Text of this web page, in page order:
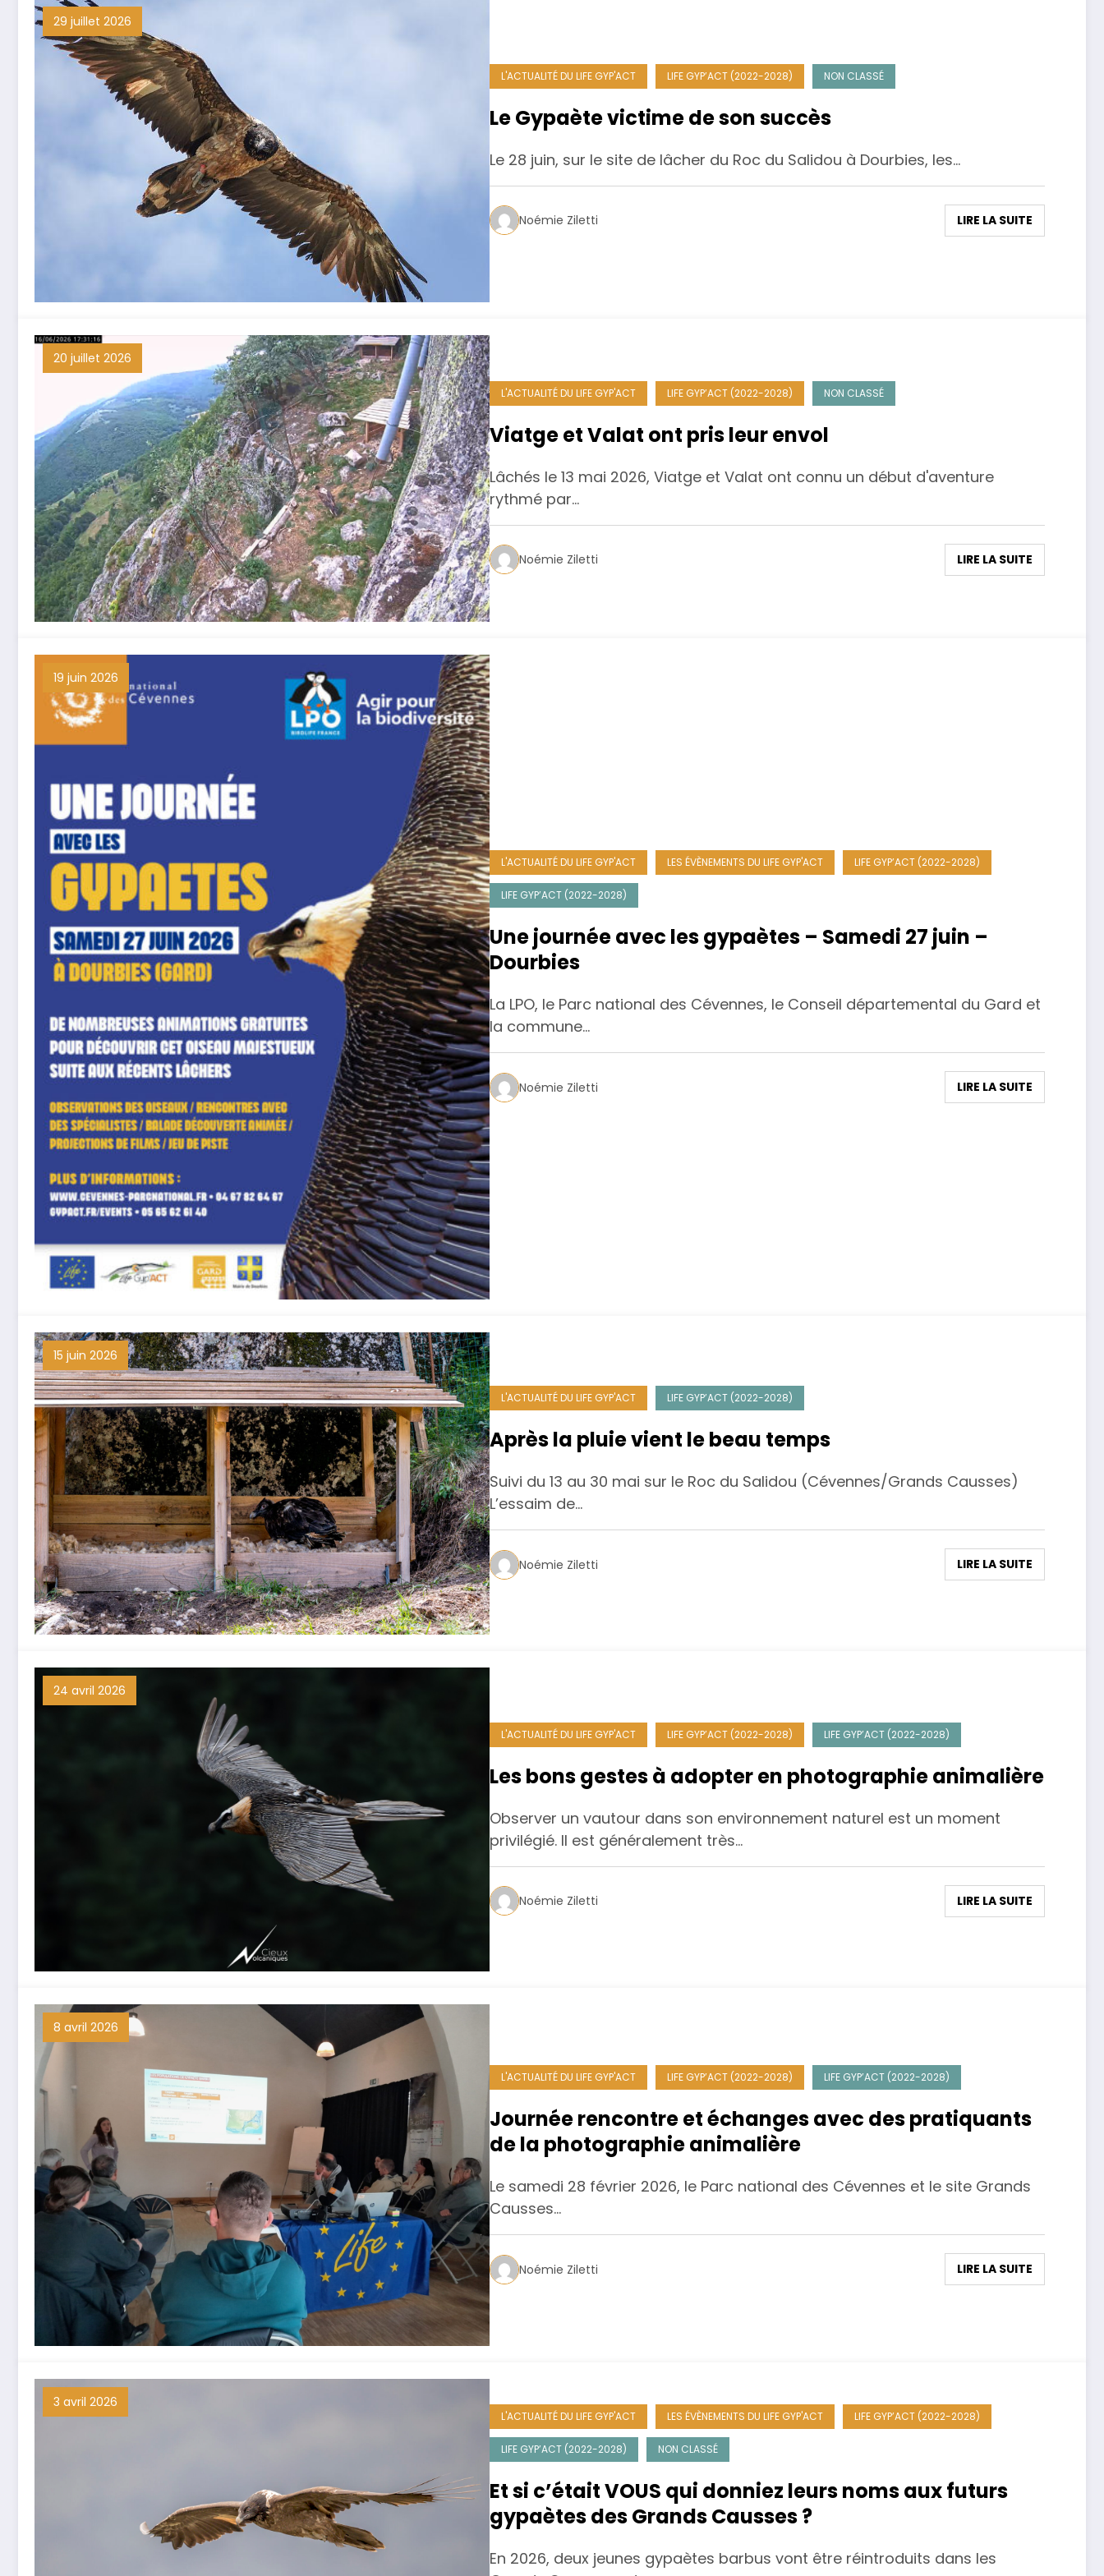
29 juillet 2026
L'ACTUALITÉ DU LIFE GYP'ACT LIFE GYP’ACT (2022-2028) NON CLASSÉ
Le Gypaète victime de son succès
Le 28 juin, sur le site de lâcher du Roc du Salidou à Dourbies, les…
Noémie Ziletti LIRE LA SUITE
20 juillet 2026
L'ACTUALITÉ DU LIFE GYP'ACT LIFE GYP’ACT (2022-2028) NON CLASSÉ
Viatge et Valat ont pris leur envol
Lâchés le 13 mai 2026, Viatge et Valat ont connu un début d'aventure
rythmé par…
Noémie Ziletti LIRE LA SUITE
19 juin 2026
L'ACTUALITÉ DU LIFE GYP'ACT LES ÉVÈNEMENTS DU LIFE GYP'ACT LIFE GYP’ACT (2022-2028)
LIFE GYP’ACT (2022-2028)
Une journée avec les gypaètes – Samedi 27 juin –
Dourbies
La LPO, le Parc national des Cévennes, le Conseil départemental du Gard et
la commune…
Noémie Ziletti LIRE LA SUITE
15 juin 2026
L'ACTUALITÉ DU LIFE GYP'ACT LIFE GYP’ACT (2022-2028)
Après la pluie vient le beau temps
Suivi du 13 au 30 mai sur le Roc du Salidou (Cévennes/Grands Causses)
L’essaim de…
Noémie Ziletti LIRE LA SUITE
24 avril 2026
L'ACTUALITÉ DU LIFE GYP'ACT LIFE GYP’ACT (2022-2028) LIFE GYP’ACT (2022-2028)
Les bons gestes à adopter en photographie animalière
Observer un vautour dans son environnement naturel est un moment
privilégié. Il est généralement très…
Noémie Ziletti LIRE LA SUITE
8 avril 2026
L'ACTUALITÉ DU LIFE GYP'ACT LIFE GYP’ACT (2022-2028) LIFE GYP’ACT (2022-2028)
Journée rencontre et échanges avec des pratiquants
de la photographie animalière
Le samedi 28 février 2026, le Parc national des Cévennes et le site Grands
Causses…
Noémie Ziletti LIRE LA SUITE
3 avril 2026
L'ACTUALITÉ DU LIFE GYP'ACT LES ÉVÈNEMENTS DU LIFE GYP'ACT LIFE GYP’ACT (2022-2028)
LIFE GYP’ACT (2022-2028) NON CLASSÉ
Et si c’était VOUS qui donniez leurs noms aux futurs
gypaètes des Grands Causses ?
En 2026, deux jeunes gypaètes barbus vont être réintroduits dans les